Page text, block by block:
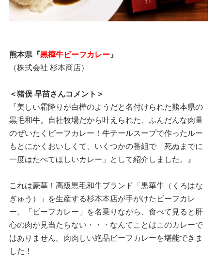
熊本県『黒樺牛ビーフカレー』
（株式会社 杉本商店）
＜猪俣 早苗さんコメント＞
『美しい霜降りが白樺のようだと名付けられた熊本県の
黒毛和牛。自社牧場だから叶えられた、ふんだんな肉量
のぜいたくビーフカレー！牛テールスープで作ったルー
もとにかくおいしくて、いくつかの番組で「死ぬまでに
一度はたべてほしいカレー」として紹介しました。』
これは豪華！高級黒毛和牛ブランド「黒華牛（くろはな
ぎゅう）」を生産する杉本本店が手がけたビーフカレ
ー。「ビーフカレー」を名乗りながら、食べて見ると肝
心の肉が見当たらない・・・なんてことはこのカレーで
はありません。肉肉しい絶品ビーフカレーを堪能できま
した！